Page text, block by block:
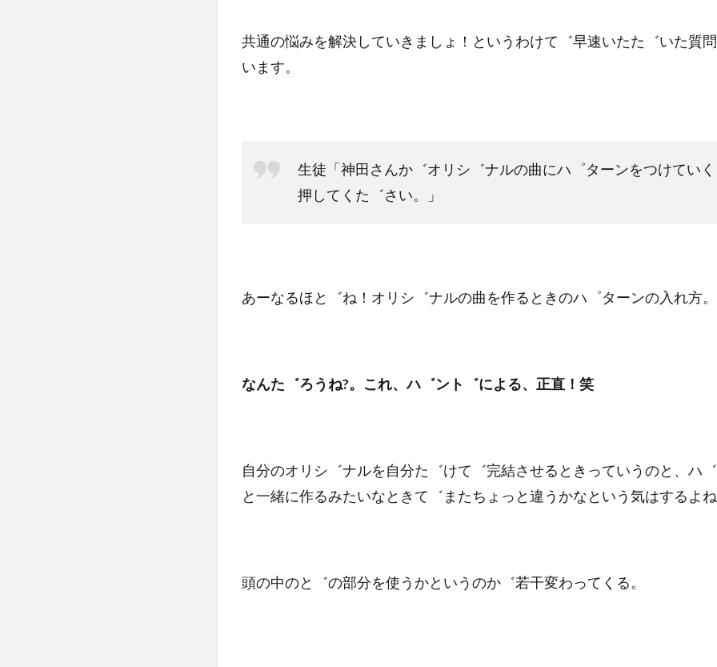
共通の悩みを解決していきましょ！というわけて゛早速いたた゛いた質
います。
生徒「神田さんか゛オリシ゛ナルの曲にハ゜ターンをつけてい
押してくた゛さい。」
あーなるほと゛ね！オリシ゛ナルの曲を作るときのハ゜ターンの入れ方。
なんた゛ろうね?。これ、ハ゛ント゛による、正直！笑
自分のオリシ゛ナルを自分た゛けて゛完結させるときっていうのと、ハ
と一緒に作るみたいなときて゛またちょっと違うかなという気はするよね
頭の中のと゛の部分を使うかというのか゛若干変わってくる。